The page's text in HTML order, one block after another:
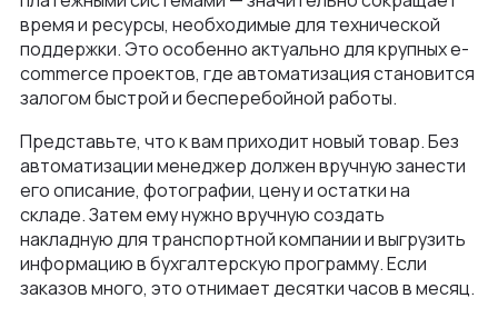
время и ресурсы, необходимые для технической
поддержки. Это особенно актуально для крупных e-
commerce проектов, где автоматизация становится
залогом быстрой и бесперебойной работы.
Представьте, что к вам приходит новый товар. Без
автоматизации менеджер должен вручную занести
его описание, фотографии, цену и остатки на
складе. Затем ему нужно вручную создать
накладную для транспортной компании и выгрузить
информацию в бухгалтерскую программу. Если
заказов много, это отнимает десятки часов в месяц.